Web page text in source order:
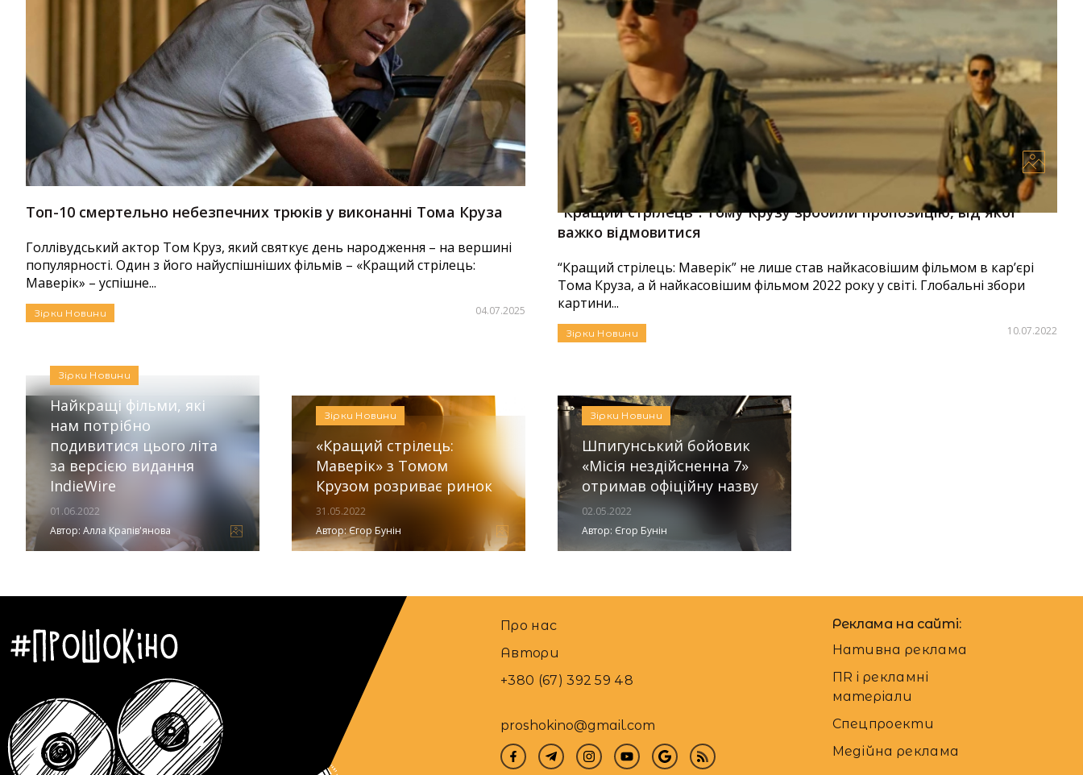
Зірки Новини
Топ-10 смертельно небезпечних трюків у виконанні Тома Круза
Голлівудський актор Том Круз, який святкує день народження – на вершині
популярності. Один з його найуспішніших фільмів – «Кращий стрілець:
Маверік» – успішне...
04.07.2025
Зірки Новини
“Кращий стрілець”: Тому Крузу зробили пропозицію, від якої
важко відмовитися
“Кращий стрілець: Маверік” не лише став найкасовішим фільмом в кар’єрі
Тома Круза, а й найкасовішим фільмом 2022 року у світі. Глобальні збори
картини...
10.07.2022
Зірки Новини
Найкращі фільми, які
нам потрібно
подивитися цього літа
за версією видання
IndieWire
01.06.2022
Автор: Алла Крапів'янова
Зірки Новини
«Кращий стрілець:
Маверік» з Томом
Крузом розриває ринок
31.05.2022
Автор:Єгор Бунін
Зірки Новини
Шпигунський бойовик
«Місія нездійсненна 7»
отримав офіційну назву
02.05.2022
Автор: Єгор Бунін
Про нас
Автори
+380 (67) 392 59 48
proshokino@gmail.com
Реклама на сайті:
Нативна реклама
ПR і рекламні
матеріали
Спецпроекти
Медійна реклама